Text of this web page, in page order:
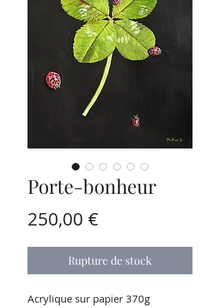
Porte-bonheur
250,00 €Prix
Rupture de stock
Acrylique sur papier 370g